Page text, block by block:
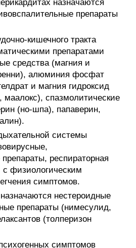
назначаются
препараты
кишечного тракта
препаратами
средства (магния и
алюминия фосфат
и магния гидроксид
маалокс), спазмолитические
(но-шпа), папаверин,
системы
респираторная
с физиологическим
симптомов.
нестероидные
препараты (нимесулид,
(толперизон
симптомов